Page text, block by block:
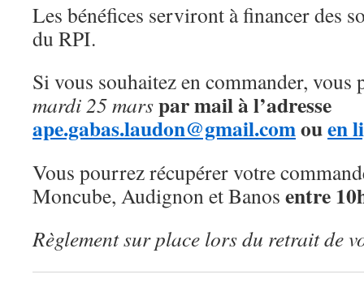
Les bénéfices serviront à financer des
du RPI.
Si vous souhaitez en commander,
mardi 25 marspar mail à l’adresse
ape.gabas.laudon@gmail.comouen
Vous pourrez récupérer votre
Moncube, Audignon et Banos entre
Règlement sur place lors du retrait de